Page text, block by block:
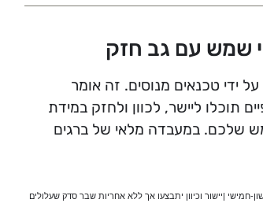
שמש עם גב חזק
ידי טכנאים מנוסים. זה אומר
תוכלו ליישר, לכוון ולחזק במידת
שלכם. במעבדה מלאי של ברגים
עד 18:45 בימי ראשון-חמישי |יישור וכיוון יתבצעו אך ללא אחריות שבר סדק שעלולים